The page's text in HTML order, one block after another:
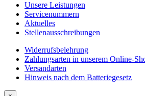
Unsere Leistungen
Servicenummern
Aktuelles
Stellenausschreibungen
Widerrufsbelehrung
Zahlungsarten in unserem Online-
Versandarten
Hinweis nach dem Batteriegesetz